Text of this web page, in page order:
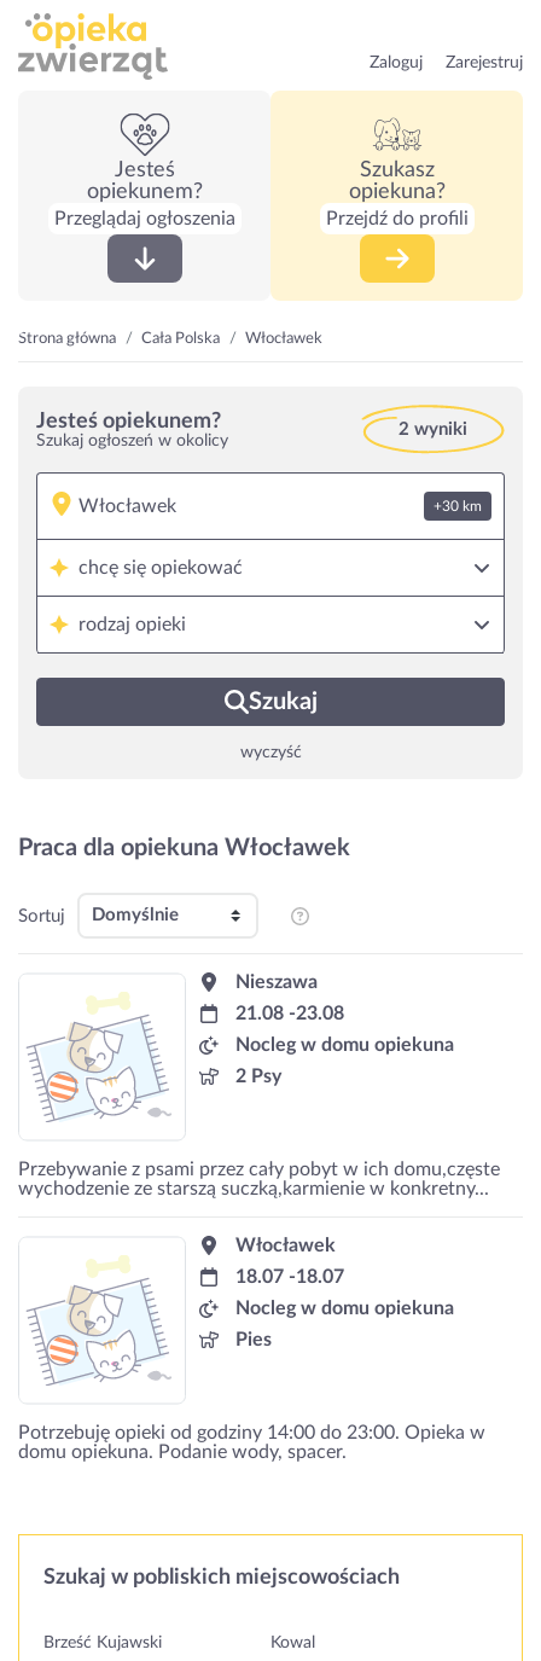
Zaloguj Zarejestruj
Jesteś
opiekunem?
Przeglądaj ogłoszenia
Szukasz
opiekuna?
Przejdź do profili
Strona główna Cała Polska Włocławek
Jesteś opiekunem?
Szukaj ogłoszeń w okolicy
2 wyniki
+30 km
chcę się opiekować
rodzaj opieki
Szukaj
wyczyść
Praca dla opiekuna Włocławek
Sortuj
Nieszawa
21.08 -23.08
Nocleg w domu opiekuna
2 Psy
Przebywanie z psami przez cały pobyt w ich domu,częste
wychodzenie ze starszą suczką,karmienie w konkretny...
Włocławek
18.07 -18.07
Nocleg w domu opiekuna
Pies
Potrzebuję opieki od godziny 14:00 do 23:00. Opieka w
domu opiekuna. Podanie wody, spacer.
Szukaj w pobliskich miejscowościach
Brześć Kujawski
Kowal